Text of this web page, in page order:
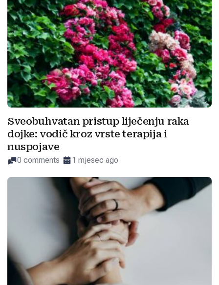
Sveobuhvatan pristup liječenju raka
dojke: vodič kroz vrste terapija i
nuspojave
0 comments 1 mjesec ago